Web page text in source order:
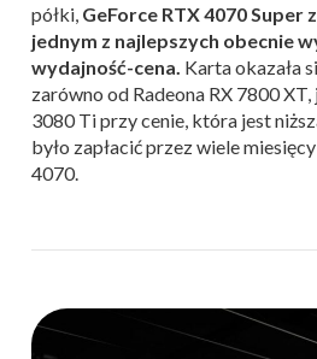
półki, GeForce RTX 4070 Super
jednym z najlepszych obecnie
wydajność-cena. Karta okazała
zarówno od Radeona RX 7800 XT,
3080 Ti przy cenie, która jest
było zapłacić przez wiele
4070.